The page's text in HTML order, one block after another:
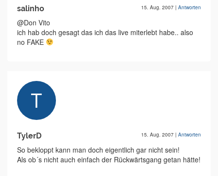
salinho 15. Aug. 2007 | Antworten
@Don Vito
ich hab doch gesagt das ich das live miterlebt habe.. also
no FAKE
TylerD 15. Aug. 2007 | Antworten
So bekloppt kann man doch eigentlich gar nicht sein!
Als ob´s nicht auch einfach der Rückwärtsgang getan hätte!